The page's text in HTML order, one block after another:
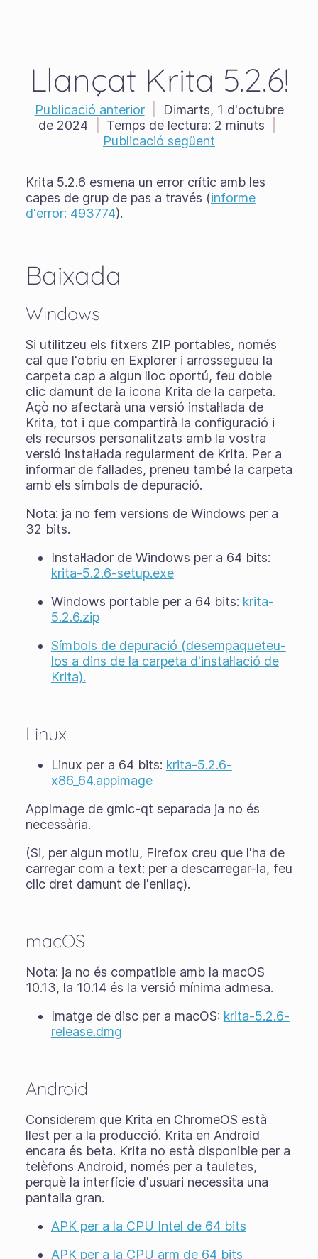
Llançat Krita 5.2.6!
Publicació anterior
Dimarts, 1 d'octubre
de 2024
Temps de lectura: 2 minuts
Publicació següent
Krita 5.2.6 esmena un error crític amb les
capes de grup de pas a través (informe
d'error: 493774).
Baixada
Windows
Si utilitzeu els fitxers ZIP portables, només
cal que l'obriu en Explorer i arrossegueu la
carpeta cap a algun lloc oportú, feu doble
clic damunt de la icona Krita de la carpeta.
Açò no afectarà una versió instal·lada de
Krita, tot i que compartirà la configuració i
els recursos personalitzats amb la vostra
versió instal·lada regularment de Krita. Per a
informar de fallades, preneu també la carpeta
amb els símbols de depuració.
Nota: ja no fem versions de Windows per a
32 bits.
Instal·lador de Windows per a 64 bits:
krita-5.2.6-setup.exe
Windows portable per a 64 bits: krita-
5.2.6.zip
Símbols de depuració (desempaqueteu-
los a dins de la carpeta d'instal·lació de
Krita).
Linux
Linux per a 64 bits: krita-5.2.6-
x86_64.appimage
AppImage de gmic-qt separada ja no és
necessària.
(Si, per algun motiu, Firefox creu que l'ha de
carregar com a text: per a descarregar-la, feu
clic dret damunt de l'enllaç).
macOS
Nota: ja no és compatible amb la macOS
10.13, la 10.14 és la versió mínima admesa.
Imatge de disc per a macOS: krita-5.2.6-
release.dmg
Android
Considerem que Krita en ChromeOS està
llest per a la producció. Krita en Android
encara és beta. Krita no està disponible per a
telèfons Android, només per a tauletes,
perquè la interfície d'usuari necessita una
pantalla gran.
APK per a la CPU Intel de 64 bits
APK per a la CPU arm de 64 bits